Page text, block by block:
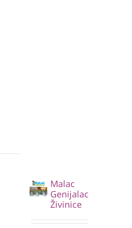
Malac
Genijalac
Živinice